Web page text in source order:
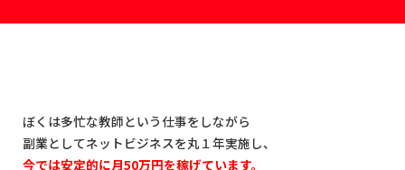
ぼくは多忙な教師という仕事をしながら
副業としてネットビジネスを丸１年実施し、
今では安定的に月50万円を稼げています。